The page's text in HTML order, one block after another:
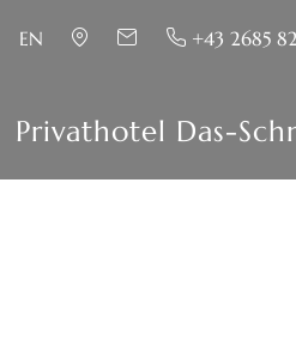
EN +43 2685
Privathotel Das-